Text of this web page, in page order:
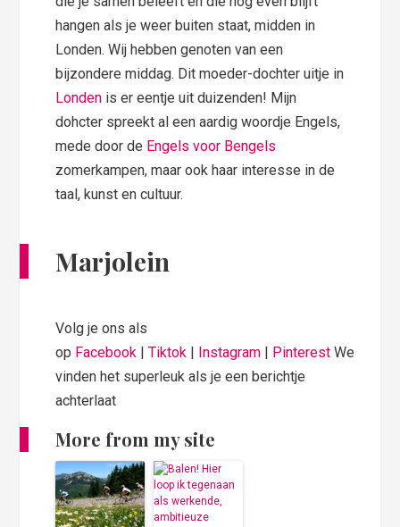
hangen als je weer buiten staat, midden in
Londen. Wij hebben genoten van een
bijzondere middag. Dit moeder-dochter uitje in
Londen is er eentje uit duizenden! Mijn
dohcter spreekt al een aardig woordje Engels,
mede door de Engels voor Bengels
zomerkampen, maar ook haar interesse in de
taal, kunst en cultuur.
Marjolein
Volg je ons als
op Facebook |Tiktok | Instagram | Pinterest We
vinden het superleuk als je een berichtje
achterlaat
More from my site